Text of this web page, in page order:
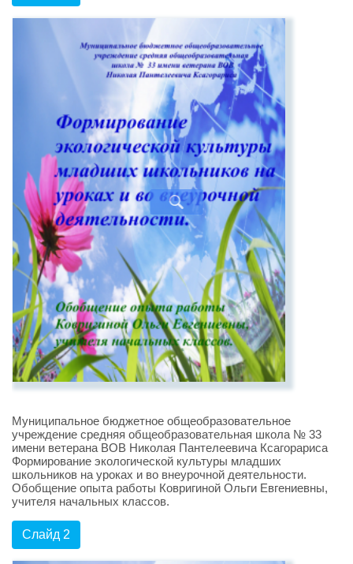
Муниципальное бюджетное общеобразовательное
учреждение средняя общеобразовательная школа № 33
имени ветерана ВОВ Николая Пантелеевича Ксагорариса
Формирование экологической культуры младших
школьников на уроках и во внеурочной деятельности.
Обобщение опыта работы Ковригиной Ольги Евгениевны,
учителя начальных классов.
Слайд 2